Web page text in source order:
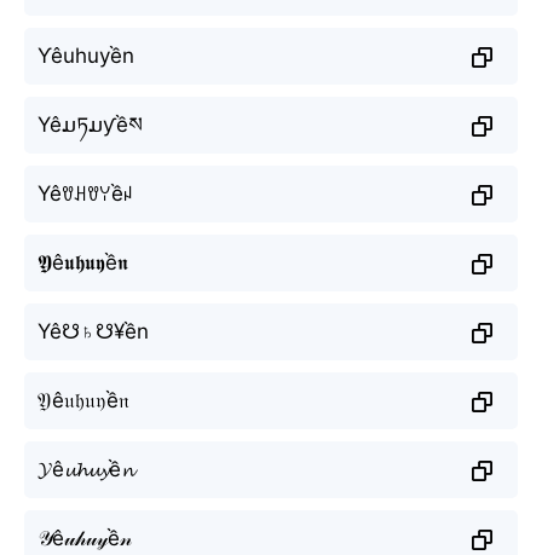
Ƴêuhuyền
Yêມཏມƴềས
Yêꀎꃅꀎꌩềꈤ
𝖄ê𝖚𝖍𝖚𝖞ề𝖓
Yê☋♄☋¥ền
𝔜ê𝔲𝔥𝔲𝔶ề𝔫
𝓨ê𝓾𝓱𝓾𝔂ề𝓷
𝒴ê𝓊𝒽𝓊𝓎ề𝓃